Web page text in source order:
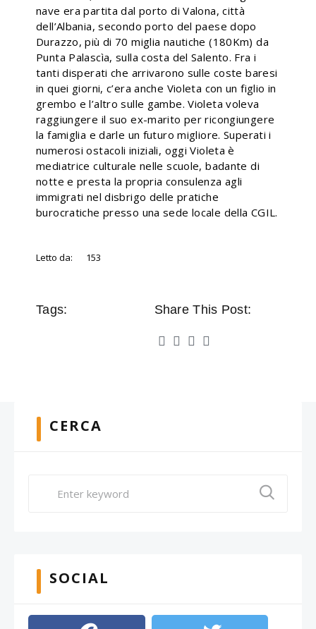
nave era partita dal porto di Valona, città
dell’Albania, secondo porto del paese dopo
Durazzo, più di 70 miglia nautiche (180Km) da
Punta Palascìa, sulla costa del Salento. Fra i
tanti disperati che arrivarono sulle coste baresi
in quei giorni, c’era anche Violeta con un figlio in
grembo e l’altro sulle gambe. Violeta voleva
raggiungere il suo ex-marito per ricongiungere
la famiglia e darle un futuro migliore. Superati i
numerosi ostacoli iniziali, oggi Violeta è
mediatrice culturale nelle scuole, badante di
notte e presta la propria consulenza agli
immigrati nel disbrigo delle pratiche
burocratiche presso una sede locale della CGIL.
Letto da: 153
Tags: Share This Post:
CERCA
SOCIAL